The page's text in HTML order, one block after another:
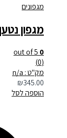
מגפונים
מגפון נטען ProXtone 25W
0
out of 5
מק"ט : n/a
₪345.00
הוספה לסל